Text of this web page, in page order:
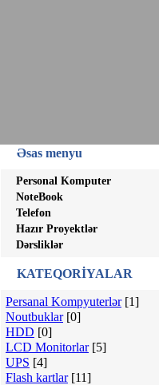
Əsas menyu
Personal Komputer
NoteBook
Telefon
Hazır Proyektlər
Dərsliklər
KATEQORİYALAR
Persanal Kompyuterlər [1]
Noutbuklar [0]
HDD [0]
LCD Monitorlar [5]
UPS [4]
Flash kartlar [11]